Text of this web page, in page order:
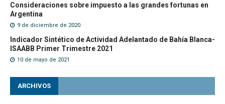
Consideraciones sobre impuesto a las grandes fortunas en
Argentina
9 de diciembre de 2020
Indicador Sintético de Actividad Adelantado de Bahía Blanca-
ISAABB Primer Trimestre 2021
10 de mayo de 2021
ARCHIVOS